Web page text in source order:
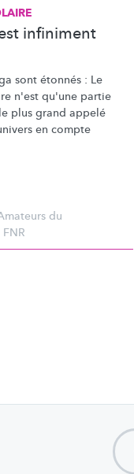
infiniment
sont étonnés : Le
n'est qu'une partie
plus grand appelé
en compte
du
FNR